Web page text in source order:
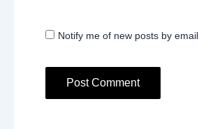
Notify me of new posts by email.